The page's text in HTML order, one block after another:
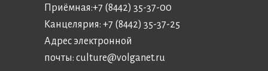
Приёмная:+7 (8442) 35-37-00
Канцелярия: +7 (8442) 35-37-25
Адрес электронной
почты: culture@volganet.ru